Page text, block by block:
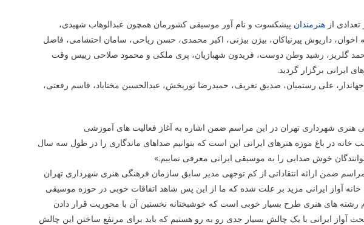
هنرمندان پیشکسوت و نام آور موسیقی کشورمان همچون عبدالوهاب شهیدی،
اخوان، داریوش پیرنیاکان، بیژن بیژنی، اکبر محمدی، حسن ریاحی، سامان احتشامی، فاضل
محمد گلریز، رشید وطن دوست، فریدون شهبازیان، پری ملکی و محمود صلاحی رییس وقت
ایرانی برگزار گردید.
علی رستمیان، صدیق تعریف، حمیدرضا نوربخش، عبدالحسین مختاباد، قاسم رفعتی،
هنری شهرداری تهران در این مراسم ضمن اشاره به آغاز فعالیت های آموزشی
در باغ موزه هنرهای ایرانی این است که بتوانیم صداهای ماندگاری را در طول سه سال
خوش صدایی را به موسیقی ایرانی معرفی نماییم.»
ضمن ارائه انتقاداتی از کم توجهی مدیر سابق سازمان فرهنگی هنری شهرداری تهران
آواز ایرانی مزید بر علت شده که ما از این پس شاهد اتفاقات خوبی در حوزه موسیقی
رشته های هنری طرح بسیار خوبی است که خوشبختانه نخستین آن با محوریت قرار دادن
ایرانی با یک چالش بسیار جدی رو به رو هستیم که باید برای مرتفع ساختن این چالش